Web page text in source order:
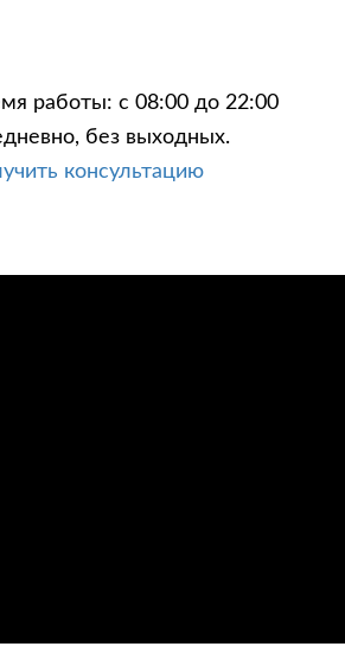
работы: с 08:00 до 22:00
без выходных.
консультацию
АКЦИИ